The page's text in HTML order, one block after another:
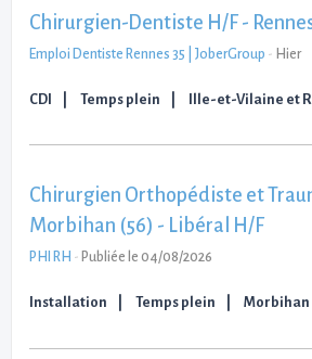
Chirurgien-Dentiste H/F -
Emploi Dentiste Rennes 35 | JoberGroup - Hier
CDI Temps plein Ille-et-Vilaine et
Chirurgien Orthopédiste et
Morbihan (56) - Libéral H/F
PHI RH - Publiée le 04/08/2026
Installation Temps plein Morbihan